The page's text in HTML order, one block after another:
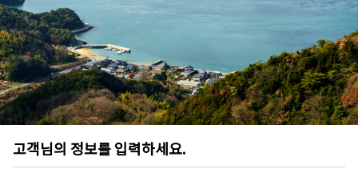
고객님의 정보를 입력하세요.